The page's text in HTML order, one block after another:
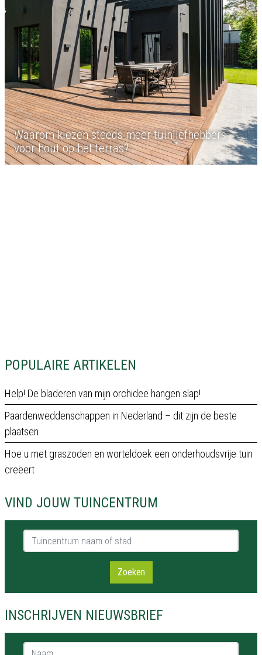
POPULAIRE ARTIKELEN
Help! De bladeren van mijn orchidee hangen slap!
Paardenweddenschappen in Nederland – dit zijn de beste
plaatsen
Hoe u met graszoden en worteldoek een onderhoudsvrije tuin
creëert
VIND JOUW TUINCENTRUM
Tuincentrum naam of stad
Zoeken
INSCHRIJVEN NIEUWSBRIEF
Naam *
Waarom kiezen steeds meer tuinliefhebbers
voor hout op het terras?